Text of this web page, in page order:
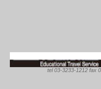
tel 03-3233-1212 fax